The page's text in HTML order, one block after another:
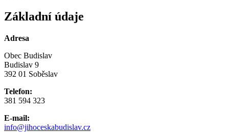
Základní údaje
Adresa
Obec Budislav
Budislav 9
392 01 Soběslav
Telefon:
381 594 323
E-mail:
info@jihoceskabudislav.cz